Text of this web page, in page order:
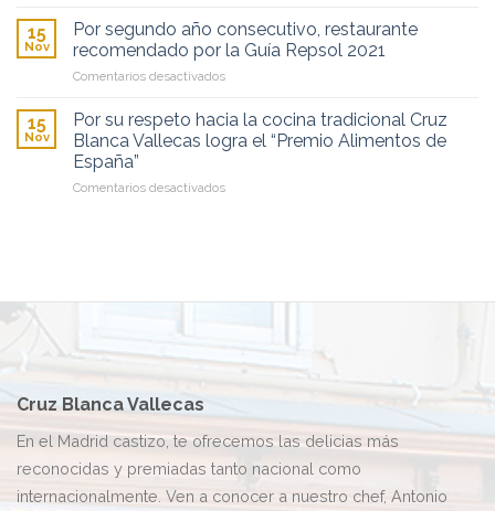
de
Mayo
somos
unos
cocido
madrileño
en
restaurante
Leitariegos
15
Nov
Por segundo año consecutivo, restaurante
recomendado por la Guía Repsol 2021
Comentarios desactivadosen
segundo
año
consecutivo,
recomendado
15
Nov
Por su respeto hacia la cocina tradicional Cruz
Blanca Vallecas logra el “Premio Alimentos de
España”
Comentarios desactivadosen
cocina
Vallecas
Alimentos
de
Cruz Blanca Vallecas
En el Madrid castizo, te ofrecemos las delicias más
reconocidas y premiadas tanto nacional como
internacionalmente. Ven a conocer a nuestro chef, Antonio